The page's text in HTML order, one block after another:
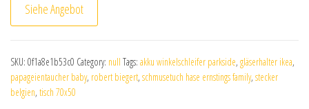
Siehe Angebot
SKU: 0f1a8e1b53c0 Category: null Tags: akku winkelschleifer parkside, gläserhalter ikea,
papageientaucher baby, robert biegert, schmusetuch hase ernstings family, stecker
belgien, tisch 70x50